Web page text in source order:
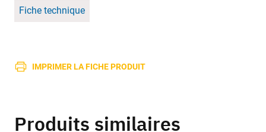
Fiche technique
IMPRIMER LA FICHE PRODUIT
Produits similaires